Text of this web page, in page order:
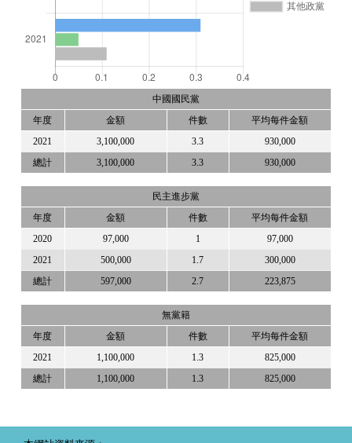
中國國民黨
年度 金額 件數 平均每件金額
2021 3,100,000 3.3 930,000
總計 3,100,000 3.3 930,000
民主進步黨
年度 金額 件數 平均每件金額
2020 97,000 1 97,000
2021 500,000 1.7 300,000
總計 597,000 2.7 223,875
無黨籍
年度 金額 件數 平均每件金額
2021 1,100,000 1.3 825,000
總計 1,100,000 1.3 825,000